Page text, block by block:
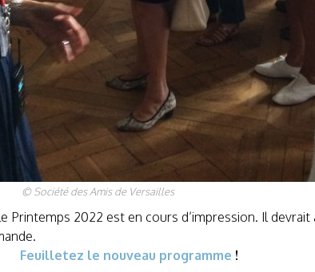
© Société des Amis de Versailles
Printemps 2022 est en cours d’impression. Il
Feuilletez le nouveau programme !